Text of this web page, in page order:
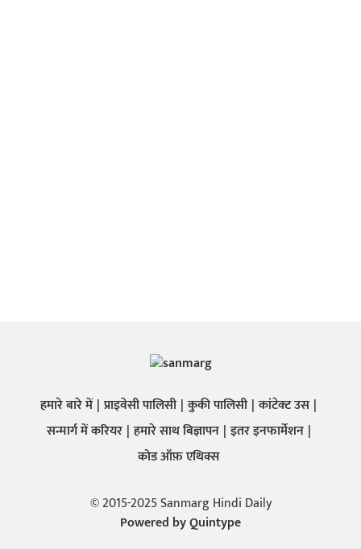
हमारे बारे में प्राइवेसी पालिसी कुकी पालिसी कांटेक्ट उस
सन्मार्ग में करियर हमारे साथ बिज्ञापन इतर इनफार्मेशन
कोड ऑफ़ एथिक्स
© 2015-2025 Sanmarg Hindi Daily
Powered byQuintype